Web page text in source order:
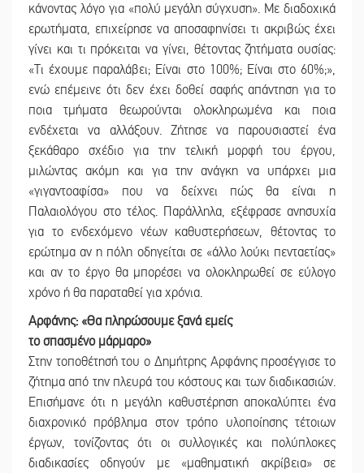
κάνοντας λόγο για «πολύ μεγάλη σύγχυση». Με διαδοχικά
ερωτήματα, επιχείρησε να αποσαφηνίσει τι ακριβώς έχει
γίνει και τι πρόκειται να γίνει, θέτοντας ζητήματα ουσίας:
«Τι έχουμε παραλάβει; Είναι στο 100%; Είναι στο 60%;»,
ενώ επέμεινε ότι δεν έχει δοθεί σαφής απάντηση για το
ποια τμήματα θεωρούνται ολοκληρωμένα και ποια
ενδέχεται να αλλάξουν. Ζήτησε να παρουσιαστεί ένα
ξεκάθαρο σχέδιο για την τελική μορφή του έργου,
μιλώντας ακόμη και για την ανάγκη να υπάρχει μια
«γιγαντοαφίσα» που να δείχνει πώς θα είναι η
Παλαιολόγου στο τέλος. Παράλληλα, εξέφρασε ανησυχία
για το ενδεχόμενο νέων καθυστερήσεων, θέτοντας το
ερώτημα αν η πόλη οδηγείται σε «άλλο λούκι πενταετίας»
και αν το έργο θα μπορέσει να ολοκληρωθεί σε εύλογο
χρόνο ή θα παραταθεί για χρόνια.
Αρφάνης: «Θα πληρώσουμε ξανά εμείς
το σπασμένο μάρμαρο»
Στην τοποθέτησή του ο Δημήτρης Αρφάνης προσέγγισε το
ζήτημα από την πλευρά του κόστους και των διαδικασιών.
Επισήμανε ότι η μεγάλη καθυστέρηση αποκαλύπτει ένα
διαχρονικό πρόβλημα στον τρόπο υλοποίησης τέτοιων
έργων, τονίζοντας ότι οι συλλογικές και πολύπλοκες
διαδικασίες οδηγούν με «μαθηματική ακρίβεια» σε